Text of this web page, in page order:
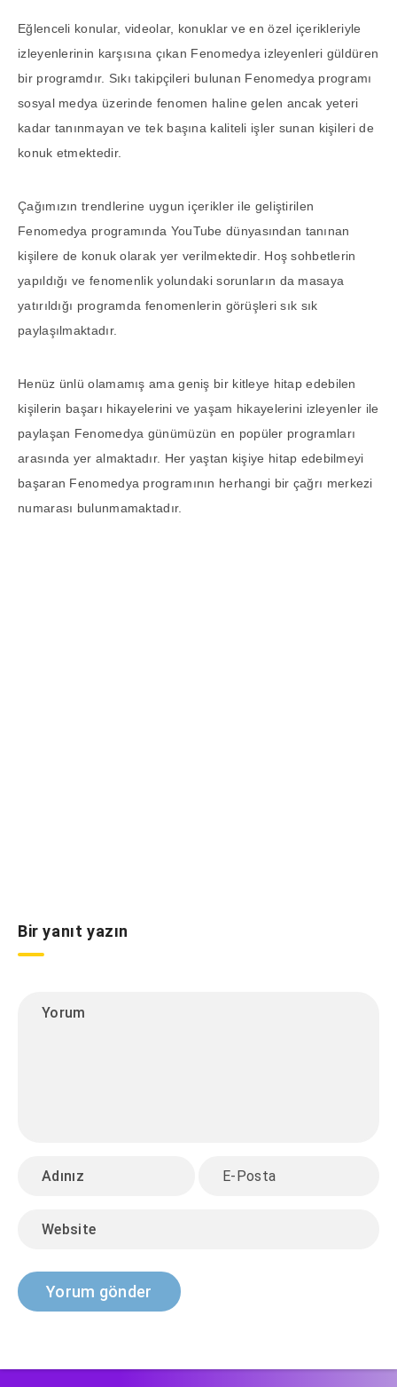
Eğlenceli konular, videolar, konuklar ve en özel içerikleriyle
izleyenlerinin karşısına çıkan Fenomedya izleyenleri güldüren
bir programdır. Sıkı takipçileri bulunan Fenomedya programı
sosyal medya üzerinde fenomen haline gelen ancak yeteri
kadar tanınmayan ve tek başına kaliteli işler sunan kişileri de
konuk etmektedir.
Çağımızın trendlerine uygun içerikler ile geliştirilen
Fenomedya programında YouTube dünyasından tanınan
kişilere de konuk olarak yer verilmektedir. Hoş sohbetlerin
yapıldığı ve fenomenlik yolundaki sorunların da masaya
yatırıldığı programda fenomenlerin görüşleri sık sık
paylaşılmaktadır.
Henüz ünlü olamamış ama geniş bir kitleye hitap edebilen
kişilerin başarı hikayelerini ve yaşam hikayelerini izleyenler ile
paylaşan Fenomedya günümüzün en popüler programları
arasında yer almaktadır. Her yaştan kişiye hitap edebilmeyi
başaran Fenomedya programının herhangi bir çağrı merkezi
numarası bulunmamaktadır.
Bir yanıt yazın